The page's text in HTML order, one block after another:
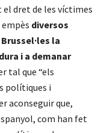
dret de les víctimes
diversos
la
i a demanar
tal que “els
polítiques i
aconseguir que,
com han fet